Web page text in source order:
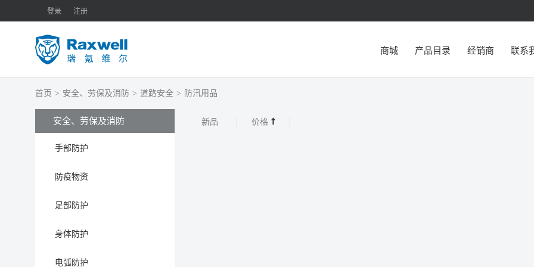
登录 注册
商城 产品目录 经销商 联系
首页 > 安全、劳保及消防 > 道路安全 > 防汛用品
安全、劳保及消防
手部防护
防疫物资
足部防护
身体防护
电弧防护
新品 价格